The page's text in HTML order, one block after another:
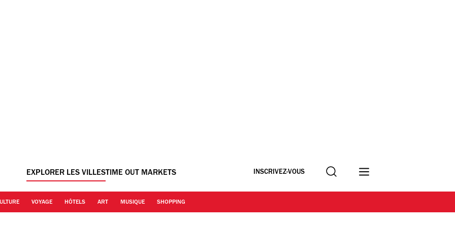
EXPLORER LES VILLESTIME OUT MARKETS INSCRIVEZ-VOUS Recherche
VOYAGE HÔTELS ART MUSIQUE SHOPPING